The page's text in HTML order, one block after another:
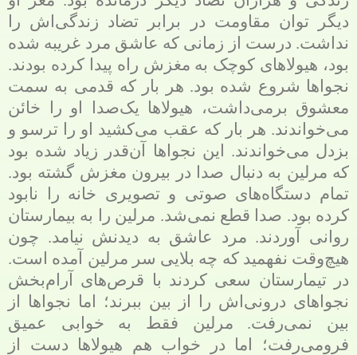
دیگر توان مقاومت در برابر تضاد زندگی‌اش را
نداشت. درست از زمانی که عاشق مرد غریبه شده
بود، هیولاهای کوچک به مغزش راه پیدا کرده بودند.
نجواها شروع شده بود. هر بار که قدمی به سمت
معشوق برمی‌داشت، هیولاها یک‌صدا او را خائن
می‌خواندند. هر بار که عقب می‌کشید او را ترسو و
بزدل می‌خواندند. این نجواها آن‌قدر زیاد شده بود
که مرلین به دنبال صدا در بیرون مغزش گشته بود.
تمام دستگاه‌های صوتی و تصویری خانه را نابود
کرده بود. صدا قطع نمی‌شد. مرلین را به بیمارستان
روانی آوردند. مرد عاشق به دیدنش نیامد. چون
هیچ‌وقت نفهمید که چه بلایی سر مرلین آمده است.
در تیمارستان سعی کردند با قرص‌های آرام‌بخش
نجواهای درونی‌اش را از بین ببرند؛ اما نجواها از
بین نمی‌رفت. مرلین فقط به خوابی عمیق
فرومی‌رفت؛ اما در خواب هم هیولاها دست از